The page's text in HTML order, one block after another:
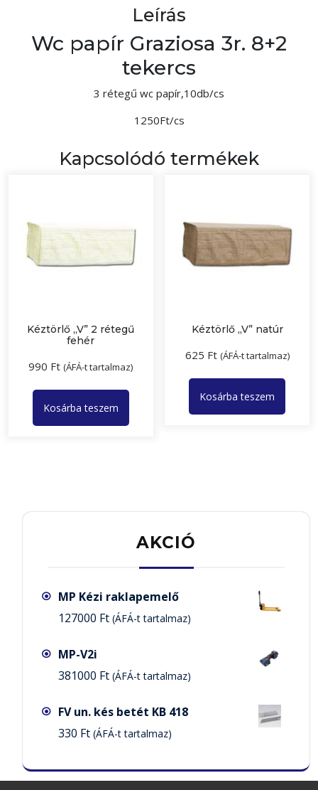
Leírás
Wc papír Graziosa 3r. 8+2
tekercs
3 rétegű wc papír,10db/cs
1250Ft/cs
Kapcsolódó termékek
Kéztörlő „V” 2 rétegű
fehér
990 Ft (ÁFÁ-t tartalmaz)
Kosárba teszem
Kéztörlő „V” natúr
625 Ft (ÁFÁ-t tartalmaz)
Kosárba teszem
AKCIÓ
MP Kézi raklapemelő
127000 Ft (ÁFÁ-t tartalmaz)
MP-V2i
381000 Ft (ÁFÁ-t tartalmaz)
FV un. kés betét KB 418
330 Ft (ÁFÁ-t tartalmaz)